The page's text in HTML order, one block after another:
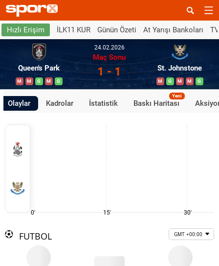
Hızlı Erişim İLK11 KUR Günün Özeti At Yarışı Bankoları
Queen's Park
M M G M G
24.02.2026
Maç Sonu
1 - 1 St. Johnstone
M G M M G
Olaylar Kadrolar İstatistik Baskı Haritası
Yeni
0' 15' 30'
FUTBOL GMT +00:00